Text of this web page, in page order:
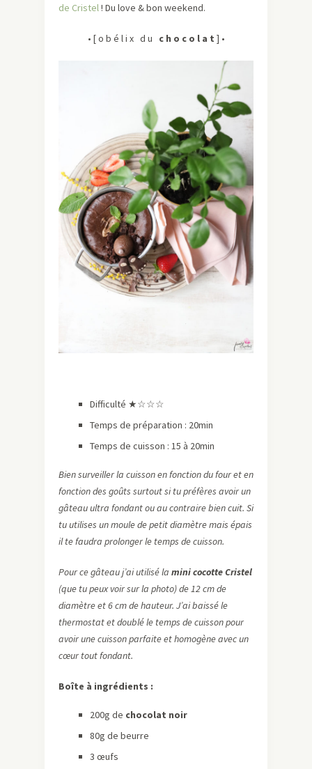
de Cristel! Du love & bon weekend.
• [ o b é l i x d u c h o c o l a t ] •
Difficulté ★☆☆☆
Temps de préparation : 20min
Temps de cuisson : 15 à 20min
Bien surveiller la cuisson en fonction du four et en
fonction des goûts surtout si tu préfères avoir un
gâteau ultra fondant ou au contraire bien cuit. Si
tu utilises un moule de petit diamètre mais épais
il te faudra prolonger le temps de cuisson.
Pour ce gâteau j’ai utilisé la mini cocotte Cristel
(que tu peux voir sur la photo) de 12 cm de
diamètre et 6 cm de hauteur. J’ai baissé le
thermostat et doublé le temps de cuisson pour
avoir une cuisson parfaite et homogène avec un
cœur tout fondant.
Boîte à ingrédients :
200g de chocolat noir
80g de beurre
3 œufs